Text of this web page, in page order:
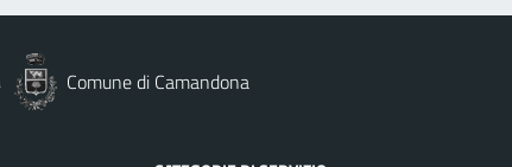
Comune di Camandona